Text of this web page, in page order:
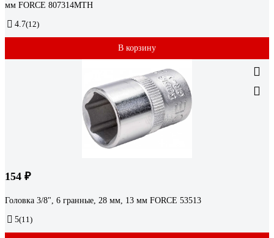
мм FORCE 807314MTH
4.7(12)
В корзину
154 ₽
Головка 3/8", 6 гранные, 28 мм, 13 мм FORCE 53513
5(11)